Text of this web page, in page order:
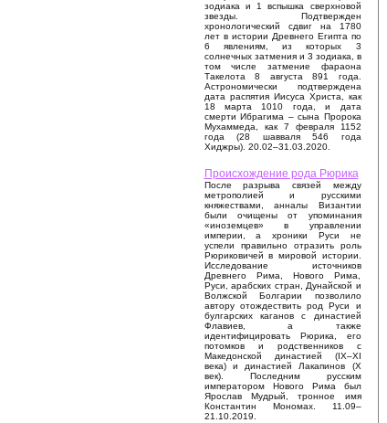
зодиака и 1 вспышка сверхновой
звезды. Подтвержден
хронологический сдвиг на 1780
лет в истории Древнего Египта по
6 явлениям, из которых 3
солнечных затмения и 3 зодиака, в
том числе затмение фараона
Такелота 8 августа 891 года.
Астрономически подтверждена
дата распятия Иисуса Христа, как
18 марта 1010 года, и дата
смерти Ибрагима – сына Пророка
Мухаммеда, как 7 февраля 1152
года (28 шавваля 546 года
Хиджры). 20.02–31.03.2020.
Происхождение рода Рюрика
После разрыва связей между
метрополией и русскими
княжествами, анналы Византии
были очищены от упоминания
«иноземцев» в управлении
империи, а хроники Руси не
успели правильно отразить роль
Рюриковичей в мировой истории.
Исследование источников
Древнего Рима, Нового Рима,
Руси, арабских стран, Дунайской и
Волжской Болгарии позволило
автору отождествить род Руси и
булгарских каганов с династией
Флавиев, а также
идентифицировать Рюрика, его
потомков и родственников с
Македонской династией (IX–XI
века) и династией Лакапинов (X
век). Последним русским
императором Нового Рима был
Ярослав Мудрый, тронное имя
Константин Мономах. 11.09–
21.10.2019.